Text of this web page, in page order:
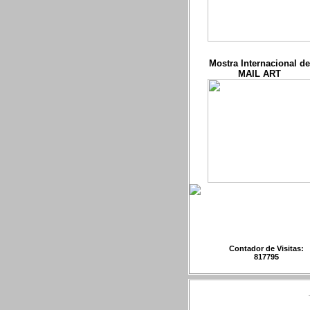
Mostra Internacional de
MAIL ART
Contador de Visitas:
817795